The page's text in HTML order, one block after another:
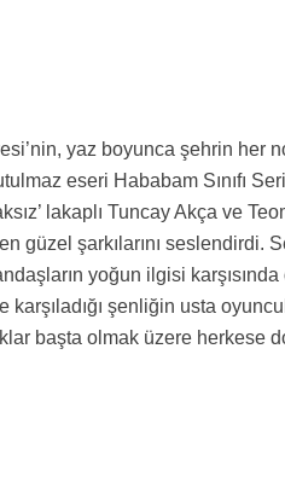
yaz boyunca şehrin her
eseri Hababam Sınıfı
lakaplı Tuncay Akça ve
güzel şarkılarını
yoğun ilgisi
şenliğin usta
başta olmak üzere herkese